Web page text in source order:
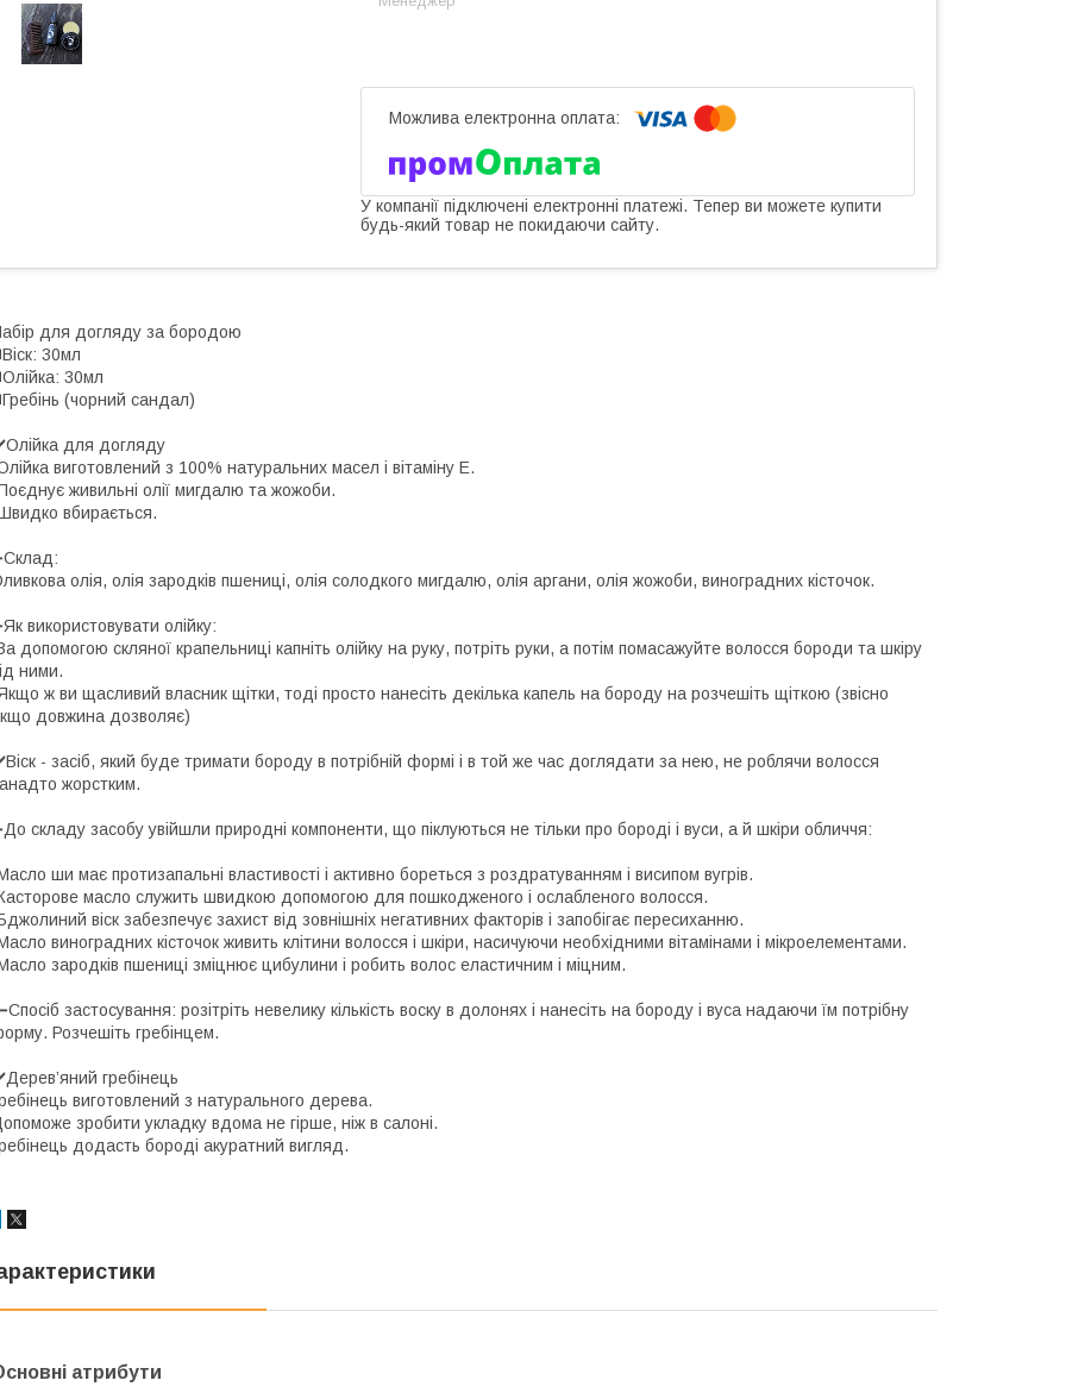
У компанії підключені електронні платежі. Тепер ви можете купити
будь-який товар не покидаючи сайту.
для догляду за бородою
30мл
30мл
(чорний сандал)
для догляду
виготовлений з 100% натуральних масел і вітаміну Е.
живильні олії мигдалю та жожоби.
вбирається.
олія, олія зародків пшениці, олія солодкого мигдалю, олія аргани, олія жожоби, виноградних кісточок.
використовувати олійку:
допомогою скляної крапельниці капніть олійку на руку, потріть руки, а потім помасажуйте волосся бороди та шкіру
ними.
ж ви щасливий власник щітки, тоді просто нанесіть декілька капель на бороду на розчешіть щіткою (звісно
довжина дозволяє)
- засіб, який буде тримати бороду в потрібній формі і в той же час доглядати за нею, не роблячи волосся
жорстким.
складу засобу увійшли природні компоненти, що піклуються не тільки про бороді і вуси, а й шкіри обличчя:
ши має протизапальні властивості і активно бореться з роздратуванням і висипом вугрів.
масло служить швидкою допомогою для пошкодженого і ослабленого волосся.
віск забезпечує захист від зовнішніх негативних факторів і запобігає пересиханню.
виноградних кісточок живить клітини волосся і шкіри, насичуючи необхідними вітамінами і мікроелементами.
зародків пшениці зміцнює цибулини і робить волос еластичним і міцним.
застосування: розітріть невелику кількість воску в долонях і нанесіть на бороду і вуса надаючи їм потрібну
Розчешіть гребінцем.
гребінець
виготовлений з натурального дерева.
зробити укладку вдома не гірше, ніж в салоні.
додасть бороді акуратний вигляд.
атрибути